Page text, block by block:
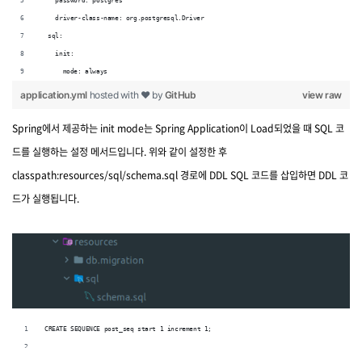
    driver-class-name: org.postgresql.Driver
  sql:
    init:
      mode: always
view raw
application.yml hosted with ❤ by GitHub
Spring에서 제공하는 init mode는 Spring Application이 Load되었을 때 SQL 코
드를 실행하는 설정 메서드입니다. 위와 같이 설정한 후
classpath:resources/sql/schema.sql 경로에 DDL SQL 코드를 삽입하면 DDL 코
드가 실행됩니다.
CREATE SEQUENCE post_seq start 1 increment 1;